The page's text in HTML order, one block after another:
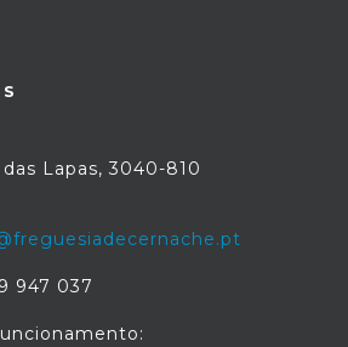
Lapas, 3040-810
947 037